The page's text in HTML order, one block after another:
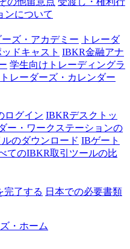
ンについて
ーズ・アカデミー
トレーダ
ドキャスト IBKR金融アナ
学生向けトレーディングラ
トレーダーズ・カレンダー
ログイン IBKRデスクトッ
ー・ワークステーションの
のダウンロード IBゲート
てのIBKR取引ツールの比
完了する 日本での必要書類
・ホーム